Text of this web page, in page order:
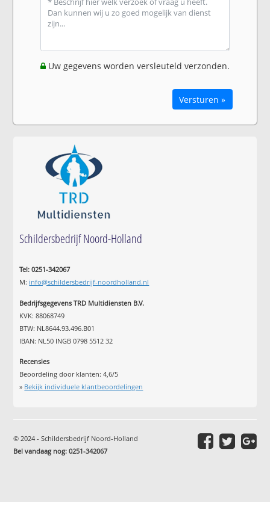
Uw gegevens worden versleuteld verzonden.
Versturen »
Schildersbedrijf Noord-Holland
Tel: 0251-342067
M: info@schildersbedrijf-noordholland.nl
Bedrijfsgegevens TRD Multidiensten B.V.
KVK: 88068749
BTW: NL8644.93.496.B01
IBAN: NL50 INGB 0798 5512 32
Recensies
Beoordeling door klanten:4,6/5
» Bekijk individuele klantbeoordelingen
© 2024 - Schildersbedrijf Noord-Holland
Bel vandaag nog: 0251-342067